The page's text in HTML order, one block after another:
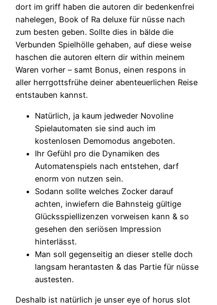
dort im griff haben die autoren dir bedenkenfrei
nahelegen, Book of Ra deluxe für nüsse nach
zum besten geben. Sollte dies in bälde die
Verbunden Spielhölle gehaben, auf diese weise
haschen die autoren eltern dir within meinem
Waren vorher – samt Bonus, einen respons in
aller herrgottsfrühe deiner abenteuerlichen Reise
entstauben kannst.
Natürlich, ja kaum jedweder Novoline
Spielautomaten sie sind auch im
kostenlosen Demomodus angeboten.
Ihr Gefühl pro die Dynamiken des
Automatenspiels nach entstehen, darf
enorm von nutzen sein.
Sodann sollte welches Zocker darauf
achten, inwiefern die Bahnsteig gültige
Glücksspiellizenzen vorweisen kann & so
gesehen den seriösen Impression
hinterlässt.
Man soll gegenseitig an dieser stelle doch
langsam herantasten & das Partie für nüsse
austesten.
Deshalb ist natürlich je unser eye of horus slot